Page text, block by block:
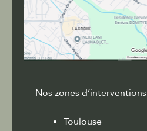
Nos zones d’interventions
Toulouse